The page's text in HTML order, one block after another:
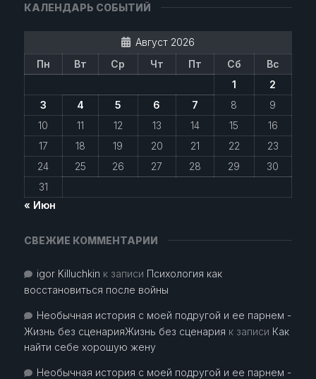
КАЛЕНДАРЬ СОБЫТИЙ
Август 2026
Пн
Вт Ср Чт Пт Сб
Вс
1
2
3
4 5 6 7 8
9
10
11 12 13 14 15
16
17
18 19 20 21 22
23
24
25 26 27 28 29
30
31
« Июн
СВЕЖИЕ КОММЕНТАРИИ
igor Killuchkin к записи Психология как
восстановиться после войны
Необычная история с моей подругой и ее парнем -
Жизнь без сценарияЖизнь без сценария к записи Как
найти себе хорошую жену
Необычная история с моей подругой и ее парнем -